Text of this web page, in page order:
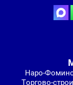
Наро-
Торгово-